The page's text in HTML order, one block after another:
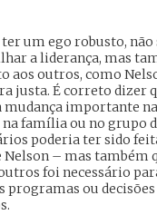
um ego robusto, não
a liderança, mas
aos outros, como
justa. É correto dizer
mudança importante na
família ou no grupo
poderia ter sido
Nelson – mas também
foi necessário
programas ou decisões